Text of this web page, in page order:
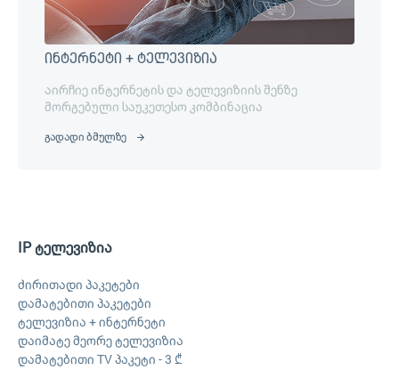
ინტერნეტი + ტელევიზია
აირჩიე ინტერნეტის და ტელევიზიის შენზე
მორგებული საუკეთესო კომბინაცია
გადადი ბმულზე
IP ტელევიზია
ძირითადი პაკეტები
დამატებითი პაკეტები
ტელევიზია + ინტერნეტი
დაიმატე მეორე ტელევიზია
დამატებითი TV პაკეტი - 3 ₾